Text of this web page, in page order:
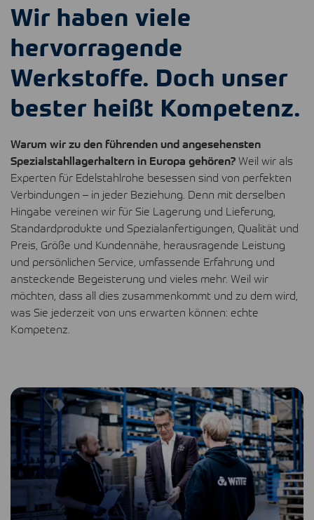
Wir haben viele
hervorragende
Werkstoffe. Doch unser
bester heißt Kompetenz.
Warum wir zu den führenden und angesehensten
Spezialstahllagerhaltern in Europa gehören? Weil wir als
Experten für Edelstahlrohe besessen sind von perfekten
Verbindungen – in jeder Beziehung. Denn mit derselben
Hingabe vereinen wir für Sie Lagerung und Lieferung,
Standardprodukte und Spezialanfertigungen, Qualität und
Preis, Größe und Kundennähe, herausragende Leistung
und persönlichen Service, umfassende Erfahrung und
ansteckende Begeisterung und vieles mehr. Weil wir
möchten, dass all dies zusammenkommt und zu dem wird,
was Sie jederzeit von uns erwarten können: echte
Kompetenz.